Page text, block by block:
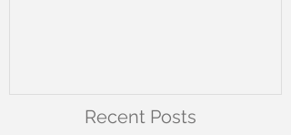
Recent Posts